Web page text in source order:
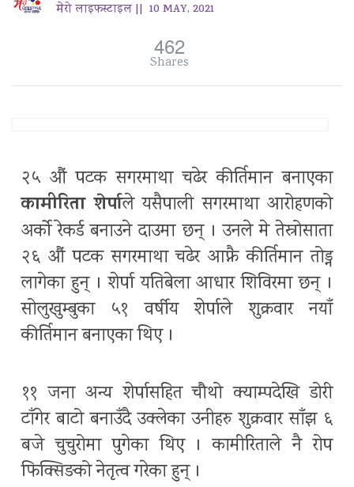
मेरो लाइफस्टाइल || 10 MAY, 2021
462
Shares
२५ औं पटक सगरमाथा चढेर कीर्तिमान बनाएका
कामीरिता शेर्पाले यसैपाली सगरमाथा आरोहणको
अर्को रेकर्ड बनाउने दाउमा छन् । उनले मे तेस्रोसाता
२६ औं पटक सगरमाथा चढेर आफ्नै कीर्तिमान तोड्न
लागेका हुन् । शेर्पा यतिबेला आधार शिविरमा छन् ।
सोलुखुम्बुका ५१ वर्षीय शेर्पाले शुक्रवार नयाँ
कीर्तिमान बनाएका थिए ।
११ जना अन्य शेर्पासहित चौथो क्याम्पदेखि डोरी
टाँगेर बाटो बनाउँदै उक्लेका उनीहरु शुक्रवार साँझ ६
बजे चुचुरोमा पुगेका थिए । कामीरिताले नै रोप
फिक्सिङको नेतृत्व गरेका हुन् ।